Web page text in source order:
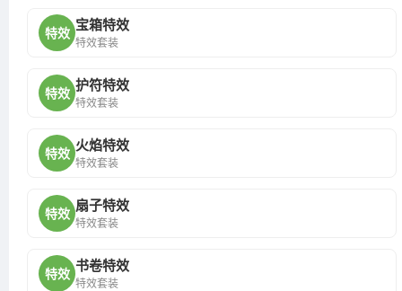
特效 宝箱特效
特效套装
特效 护符特效
特效套装
特效 火焰特效
特效套装
特效 扇子特效
特效套装
特效 书卷特效
特效套装